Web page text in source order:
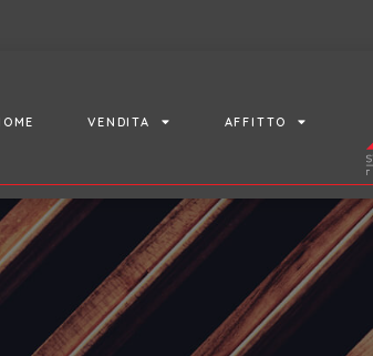
VENDITA AFFITTO